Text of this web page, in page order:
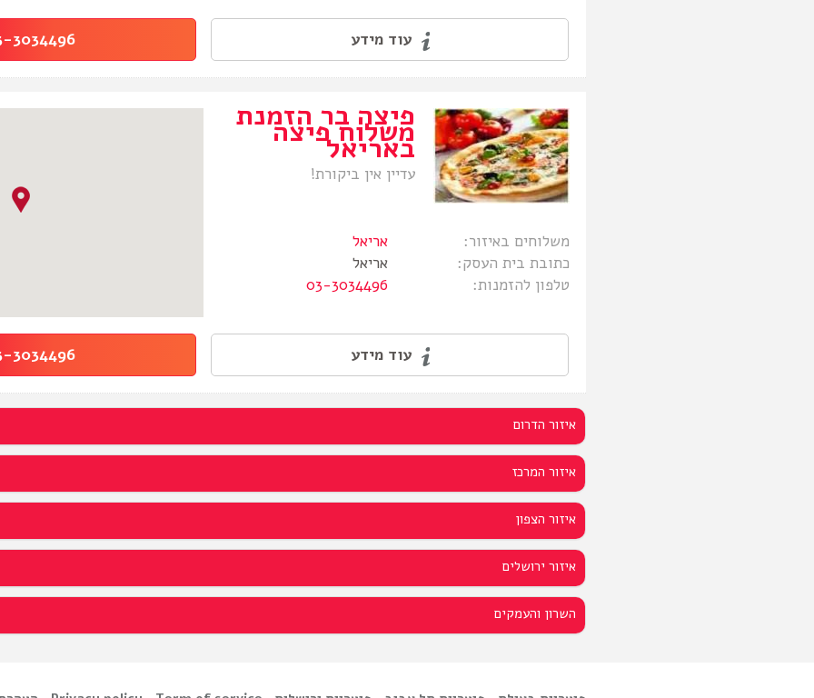
3034496 עוד מידע
פיצה בר הזמנת
משלוח פיצה
באריאל
עדיין אין ביקורת!
משלוחים באיזור:
אריאל
כתובת בית העסק:
אריאל
טלפון להזמנות:
03-3034496
3034496 עוד מידע
איזור הדרום
איזור המרכז
איזור הצפון
איזור ירושלים
השרון והעמקים